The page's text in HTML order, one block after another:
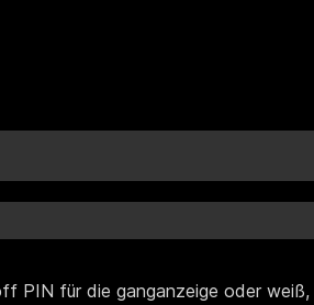
PIN für die ganganzeige oder